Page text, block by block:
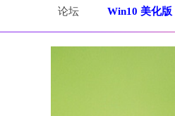
论坛 Win10 美化版